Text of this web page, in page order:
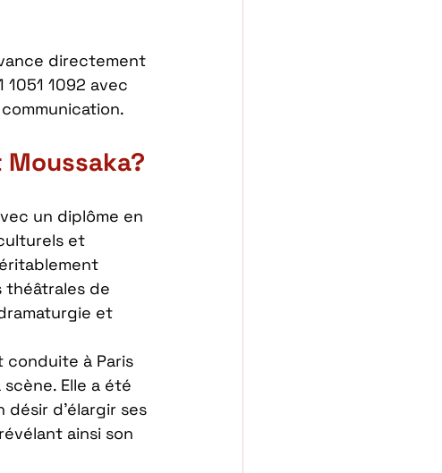
directement
1051 1092 avec
un diplôme en
et
théâtrales de
et
conduite à Paris
Elle a été
désir d’élargir ses
ainsi son